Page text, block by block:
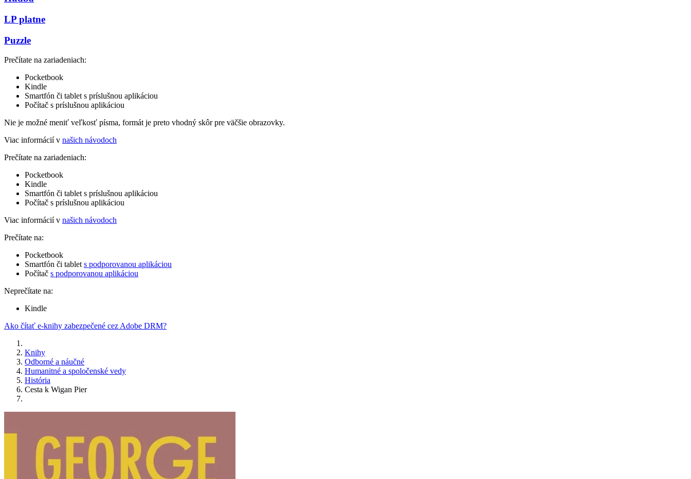
LP platne
Puzzle
Prečítate na zariadeniach:
Pocketbook
Kindle
Smartfón či tablet s príslušnou aplikáciou
Počítač s príslušnou aplikáciou
Nie je možné meniť veľkosť písma, formát je preto vhodný skôr pre väčšie obrazovky.
Viac informácií v našich návodoch
Prečítate na zariadeniach:
Pocketbook
Kindle
Smartfón či tablet s príslušnou aplikáciou
Počítač s príslušnou aplikáciou
Viac informácií v našich návodoch
Prečítate na:
Pocketbook
Smartfón či tablet s podporovanou aplikáciou
Počítač s podporovanou aplikáciou
Neprečítate na:
Kindle
Ako čítať e-knihy zabezpečené cez Adobe DRM?
Knihy
Odborné a náučné
Humanitné a spoločenské vedy
História
Cesta k Wigan Pier